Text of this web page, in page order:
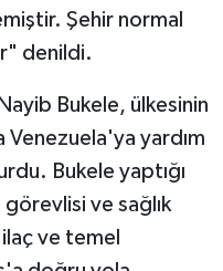
Şehir normal
denildi.
Bukele, ülkesinin
Venezuela'ya yardım
Bukele yaptığı
ve sağlık
ve temel